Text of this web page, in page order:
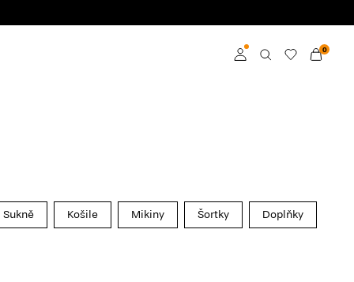
0
Sukně Košile Mikiny Šortky Doplňky